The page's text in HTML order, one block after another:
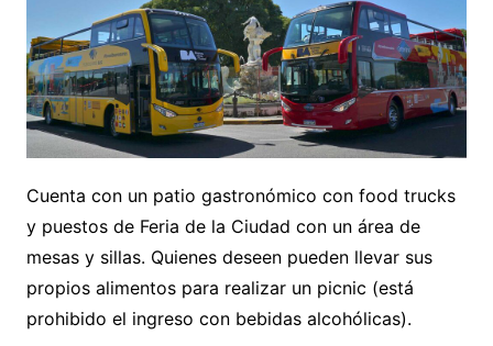
Cuenta con un patio gastronómico con food trucks
y puestos de Feria de la Ciudad con un área de
mesas y sillas. Quienes deseen pueden llevar sus
propios alimentos para realizar un picnic (está
prohibido el ingreso con bebidas alcohólicas).